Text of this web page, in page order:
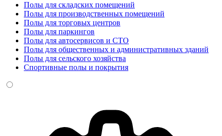
Полы для складских помещений
Полы для производственных помещений
Полы для торговых центров
Полы для паркингов
Полы для автосервисов и СТО
Полы для общественных и административных зданий
Полы для сельского хозяйства
Спортивные полы и покрытия